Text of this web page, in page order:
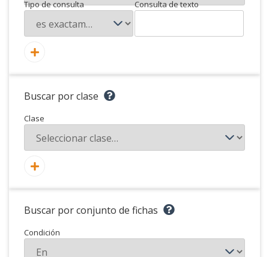
Tipo de consulta Consulta de texto
Buscar por clase
Clase
Buscar por conjunto de fichas
Condición